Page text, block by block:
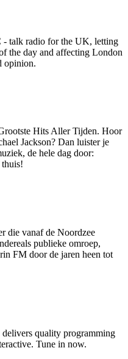
talk radio for the UK, letting
the day and affecting London
opinion.
Hits Aller Tijden. Hoor
Jackson? Dan luister je
de hele dag door:
die vanaf de Noordzee
publieke omroep,
FM door de jaren heen tot
quality programming
Tune in now.